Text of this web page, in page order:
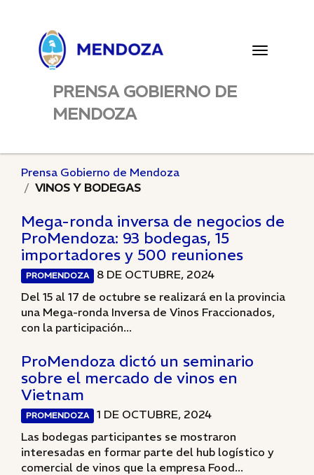
Toggle
PRENSA GOBIERNO DE
MENDOZA
Prensa Gobierno de Mendoza
VINOS Y BODEGAS
Mega-ronda inversa de negocios de
ProMendoza: 93 bodegas, 15
importadores y 500 reuniones
PROMENDOZA
8 DE OCTUBRE, 2024
Del 15 al 17 de octubre se realizará en la provincia
una Mega-ronda Inversa de Vinos Fraccionados,
con la participación...
ProMendoza dictó un seminario
sobre el mercado de vinos en
Vietnam
PROMENDOZA
1 DE OCTUBRE, 2024
Las bodegas participantes se mostraron
interesadas en formar parte del hub logístico y
comercial de vinos que la empresa Food...